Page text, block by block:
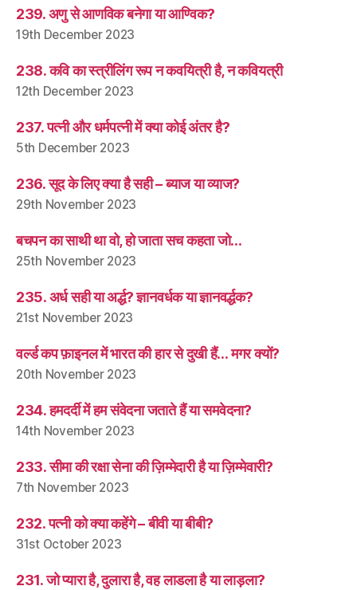
239. अणु से आणविक बनेगा या आण्विक?
19th December 2023
238. कवि का स्त्रीलिंग रूप न कवयित्री है, न कवियत्री
12th December 2023
237. पत्नी और धर्मपत्नी में क्या कोई अंतर है?
5th December 2023
236. सूद के लिए क्या है सही – ब्याज या व्याज?
29th November 2023
बचपन का साथी था वो, हो जाता सच कहता जो…
25th November 2023
235. अर्ध सही या अर्द्ध? ज्ञानवर्धक या ज्ञानवर्द्धक?
21st November 2023
वर्ल्ड कप फ़ाइनल में भारत की हार से दुखी हैं… मगर क्यों?
20th November 2023
234. हमदर्दी में हम संवेदना जताते हैं या समवेदना?
14th November 2023
233. सीमा की रक्षा सेना की ज़िम्मेदारी है या ज़िम्मेवारी?
7th November 2023
232. पत्नी को क्या कहेंगे – बीवी या बीबी?
31st October 2023
231. जो प्यारा है, दुलारा है, वह लाडला है या लाड़ला?